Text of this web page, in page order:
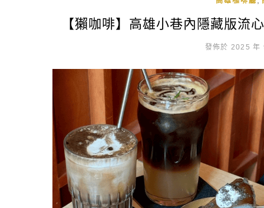
【獺咖啡】高雄小巷內隱藏版流
發佈於 2025